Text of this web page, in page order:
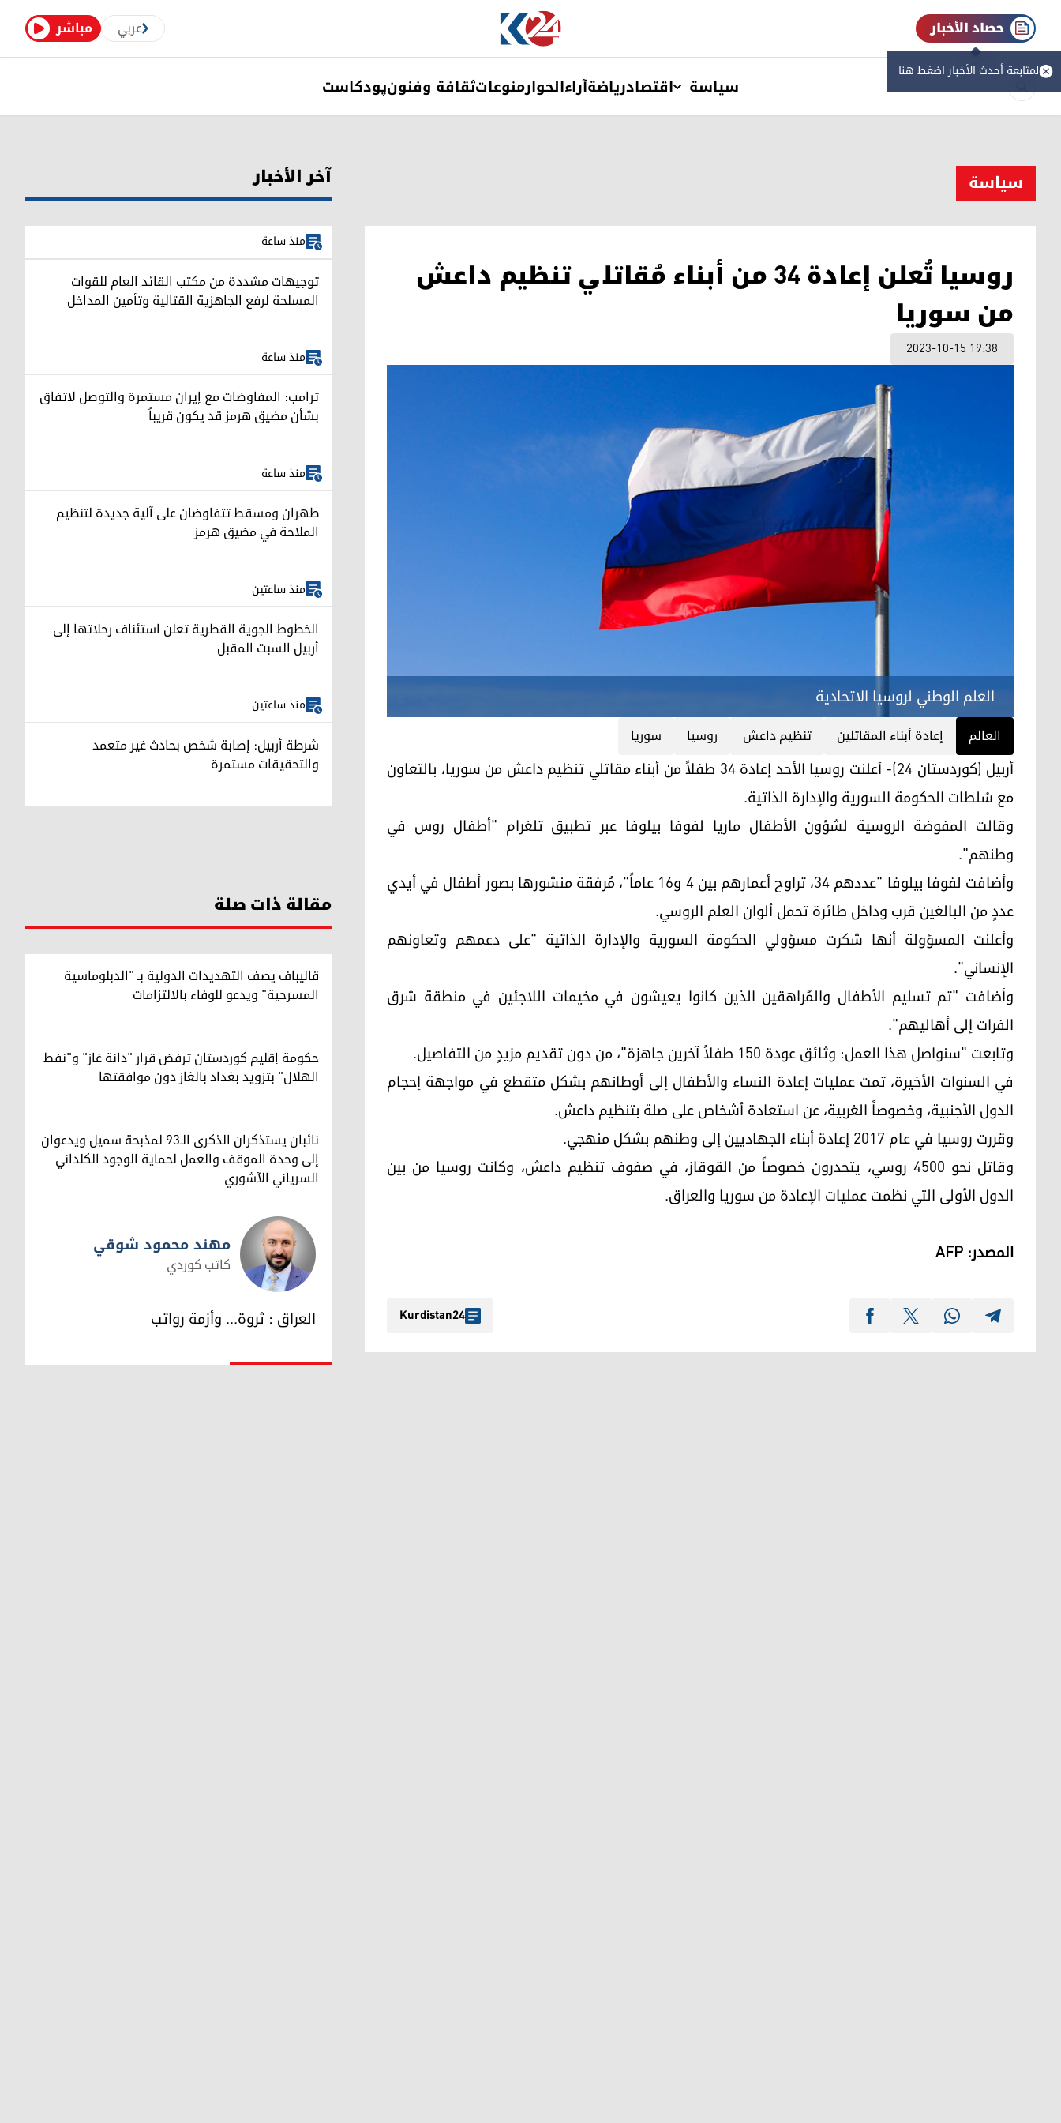
مباشر عربي حصاد الأخبار
لمتابعة أحدث الأخبار اضغط هنا
سیاسة اقتصادریاضةآراءالحوارمنوعاتثقافة وفنونپودکاست
سیاسة
روسيا تُعلن إعادة 34 من أبناء مُقاتلي تنظيم داعش
من سوريا
2023-10-15 19:38
العلم الوطني لروسيا الاتحادية
العالم إعادة أبناء المقاتلين تنظيم داعش روسيا سوريا
أربيل (كوردستان 24)- أعلنت روسيا الأحد إعادة 34 طفلاً من أبناء مقاتلي تنظيم داعش من سوريا، بالتعاون
مع سُلطات الحكومة السورية والإدارة الذاتية.
وقالت المفوضة الروسية لشؤون الأطفال ماريا لفوفا بيلوفا عبر تطبيق تلغرام "أطفال روس في
وطنهم".
وأضافت لفوفا بيلوفا "عددهم 34، تراوح أعمارهم بين 4 و16 عاماً"، مُرفقة منشورها بصور أطفال في أيدي
عددٍ من البالغين قرب وداخل طائرة تحمل ألوان العلم الروسي.
وأعلنت المسؤولة أنها شكرت مسؤولي الحكومة السورية والإدارة الذاتية "على دعمهم وتعاونهم
الإنساني".
وأضافت "تم تسليم الأطفال والمُراهقين الذين كانوا يعيشون في مخيمات اللاجئين في منطقة شرق
الفرات إلى أهاليهم".
وتابعت "سنواصل هذا العمل: وثائق عودة 150 طفلاً آخرين جاهزة"، من دون تقديم مزيدٍ من التفاصيل.
في السنوات الأخيرة، تمت عمليات إعادة النساء والأطفال إلى أوطانهم بشكل متقطع في مواجهة إحجام
الدول الأجنبية، وخصوصاً الغربية، عن استعادة أشخاص على صلة بتنظيم داعش.
وقررت روسيا في عام 2017 إعادة أبناء الجهاديين إلى وطنهم بشكل منهجي.
وقاتل نحو 4500 روسي، يتحدرون خصوصاً من القوقاز، في صفوف تنظيم داعش، وكانت روسيا من بين
الدول الأولى التي نظمت عمليات الإعادة من سوريا والعراق.
المصدر: AFP
Kurdistan24
آخر الأخبار
منذ ساعة
توجيهات مشددة من مكتب القائد العام للقوات
المسلحة لرفع الجاهزية القتالية وتأمين المداخل
منذ ساعة
ترامب: المفاوضات مع إيران مستمرة والتوصل لاتفاق
بشأن مضيق هرمز قد يكون قريباً
منذ ساعة
طهران ومسقط تتفاوضان على آلية جديدة لتنظيم
الملاحة في مضيق هرمز
منذ ساعتين
الخطوط الجوية القطرية تعلن استئناف رحلاتها إلى
أربيل السبت المقبل
منذ ساعتين
شرطة أربيل: إصابة شخص بحادث غير متعمد
والتحقيقات مستمرة
مقالة ذات صلة
قاليباف يصف التهديدات الدولية بـ "الدبلوماسية
المسرحية" ويدعو للوفاء بالالتزامات
حكومة إقليم كوردستان ترفض قرار "دانة غاز" و"نفط
الهلال" بتزويد بغداد بالغاز دون موافقتها
نائبان يستذكران الذكرى الـ93 لمذبحة سميل ويدعوان
إلى وحدة الموقف والعمل لحماية الوجود الكلداني
السرياني الآشوري
مهند محمود شوقي
مهند محمود شوقي
كاتب كوردي
العراق : ثروة... وأزمة رواتب